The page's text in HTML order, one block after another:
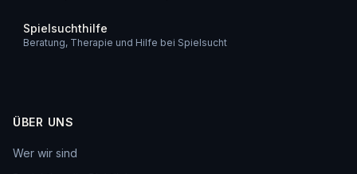
Spielsuchthilfe
Beratung, Therapie und Hilfe bei Spielsucht
ÜBER UNS
Wer wir sind